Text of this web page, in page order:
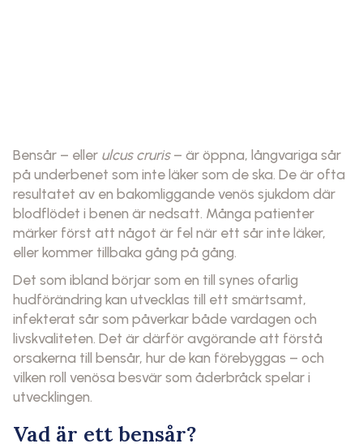
Bensår – eller ulcus cruris– är öppna, långvariga sår
på underbenet som inte läker som de ska. De är ofta
resultatet av en bakomliggande venös sjukdom där
blodflödet i benen är nedsatt. Många patienter
märker först att något är fel när ett sår inte läker,
eller kommer tillbaka gång på gång.
Det som ibland börjar som en till synes ofarlig
hudförändring kan utvecklas till ett smärtsamt,
infekterat sår som påverkar både vardagen och
livskvaliteten. Det är därför avgörande att förstå
orsakerna till bensår, hur de kan förebyggas – och
vilken roll venösa besvär som åderbråck spelar i
utvecklingen.
Vad är ett bensår?